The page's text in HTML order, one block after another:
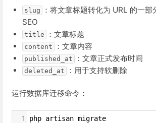
slug
：将文章标题转化为 URL 的一部
SEO
title ：文章标题
content ：文章内容
published_at ：文章正式发布时间
deleted_at ：用于支持软删除
运行数据库迁移命令：
1 php artisan migrate